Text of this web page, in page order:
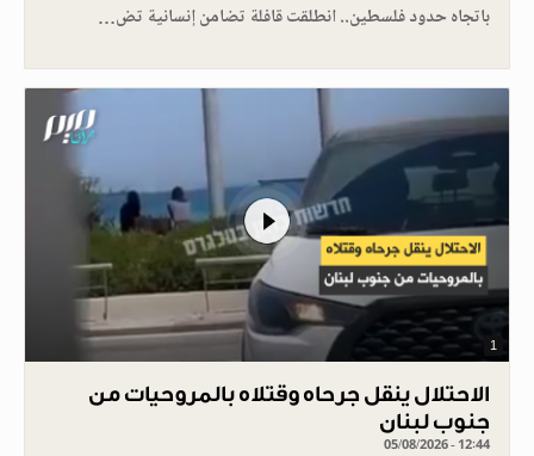
باتجاه حدود فلسطين.. انطلقت قافلة تضامن إنسانية تض…
1
الاحتلال ينقل جرحاه وقتلاه بالمروحيات من
جنوب لبنان
05/08/2026 - 12:44